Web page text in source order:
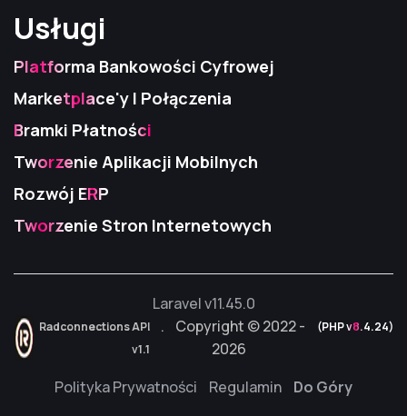
Usługi
Usługi
Usługi
Platforma Bankowości Cyfrowej
Marketplace'y I Połączenia
Bramki Płatności
Tworzenie Aplikacji Mobilnych
Rozwój ERP
Tworzenie Stron Internetowych
Laravel v11.45.0
Radconnections API
v1.1
Radconnections API
v1.1
Radconnections API
v1.1
. Copyright © 2022 -
2026
(PHP v8.4.24)
Polityka Prywatności Regulamin Do Góry